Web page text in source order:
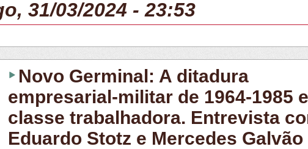
31/03/2024 - 23:53
Novo Germinal: A ditadura
empresarial-militar de 1964-1985
classe trabalhadora. Entrevista
Eduardo Stotz e Mercedes Galvão